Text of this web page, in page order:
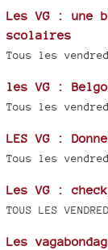
Les VG : une
scolaires
Tous les
les VG :
Tous les
LES VG :
Tous les
Les VG :
TOUS LES
Les